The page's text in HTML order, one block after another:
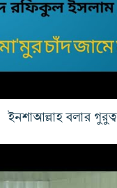
ইনশাআল্লাহ বলার গুরুত্ব